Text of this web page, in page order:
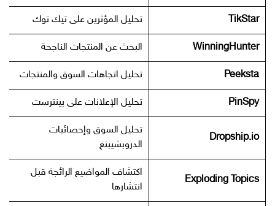
TikStar تحليل المؤثرين على تيك توك
WinningHunter البحث عن المنتجات الناجحة
Peeksta تحليل اتجاهات السوق والمنتجات
PinSpy تحليل الإعلانات على بينترست
Dropship.io
تحليل السوق وإحصائيات
الدروبشيبنغ
Exploding Topics
اكتشاف المواضيع الرائجة قبل
انتشارها